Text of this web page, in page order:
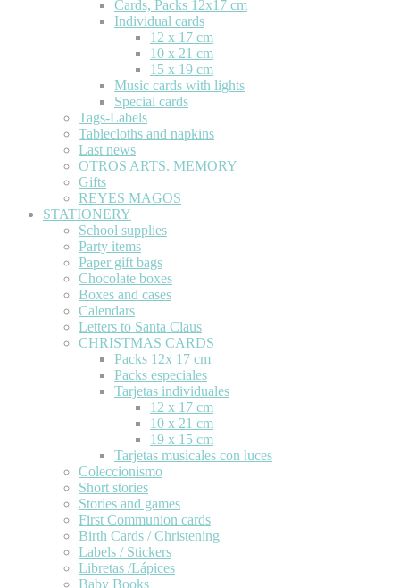
Cards, Packs 12x17 cm
Individual cards
12 x 17 cm
10 x 21 cm
15 x 19 cm
Music cards with lights
Special cards
Tags-Labels
Tablecloths and napkins
Last news
OTROS ARTS. MEMORY
Gifts
REYES MAGOS
STATIONERY
School supplies
Party items
Paper gift bags
Chocolate boxes
Boxes and cases
Calendars
Letters to Santa Claus
CHRISTMAS CARDS
Packs 12x 17 cm
Packs especiales
Tarjetas individuales
12 x 17 cm
10 x 21 cm
19 x 15 cm
Tarjetas musicales con luces
Coleccionismo
Short stories
Stories and games
First Communion cards
Birth Cards / Christening
Labels / Stickers
Libretas /Lápices
Baby Books